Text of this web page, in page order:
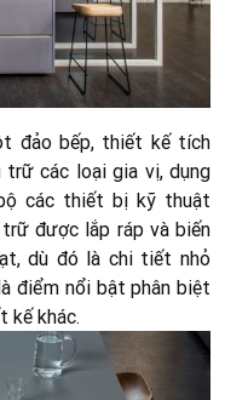
đảo bếp, thiết kế tích
các loại gia vị, dụng
các thiết bị kỹ thuật
được lắp ráp và biến
dù đó là chi tiết nhỏ
điểm nổi bật phân biệt
kế khác.